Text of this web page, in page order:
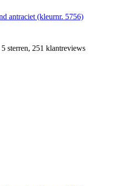
antraciet (kleurnr. 5756)
sterren, 251 klantreviews